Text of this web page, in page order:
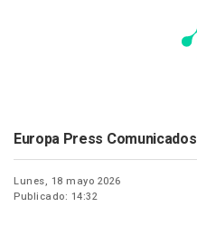
Europa Press Comunicados
Lunes, 18 mayo 2026
Publicado: 14:32